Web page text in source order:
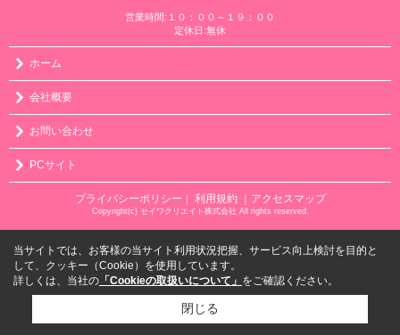
営業時間:１０：００～１９：００
定休日:無休
ホーム
会社概要
お問い合わせ
PCサイト
プライバシーポリシー 利用規約 ｜アクセスマップ
Copyright(c) セイワクリエイト株式会社 All rights reserved.
当サイトでは、お客様の当サイト利用状況把握、サービス向上検討を目的と
して、クッキー（Cookie）を使用しています。
詳しくは、当社の 「Cookieの取扱いについて」 をご確認ください。
閉じる